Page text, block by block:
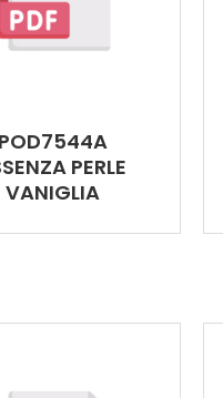
POD7544A
PERLE
VANIGLIA